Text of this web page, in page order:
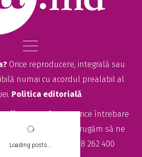
Loading posts...
Orice reproducere, integrală sau
numai cu acordul prealabil al
Politica editorială.
. Pentru orice întrebare
site-ului EA.md, vă rugăm să ne
sau +373 78 262 400